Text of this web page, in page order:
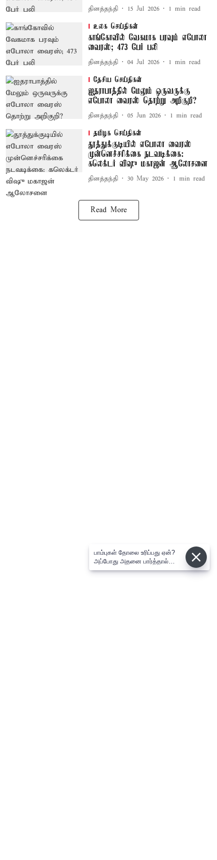
தினத்தந்தி 15 Jul 2026 1 min read
உலக செய்திகள்
காங்கோவில் வேகமாக பரவும் எபோலா
வைரஸ்; 473 பேர் பலி
தினத்தந்தி 04 Jul 2026 1 min read
தேசிய செய்திகள்
ஐதராபாத்தில் மேலும் ஒருவருக்கு
எபோலா வைரஸ் தொற்று அறிகுறி?
தினத்தந்தி 05 Jun 2026 1 min read
தமிழக செய்திகள்
தூத்துக்குடியில் எபோலா வைரஸ்
முன்னெச்சரிக்கை நடவடிக்கை:
கலெக்டர் விஷு மகாஜன் ஆலோசனை
தினத்தந்தி 30 May 2026 1 min read
Read More
பாம்புகள் தோலை உரிப்பது ஏன்?
அப்போது அதனை பார்த்தால்
பழிவாங்குமா?